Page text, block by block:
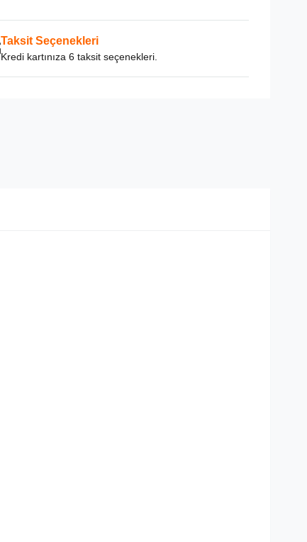
Taksit Seçenekleri
Kredi kartınıza 6 taksit seçenekleri.